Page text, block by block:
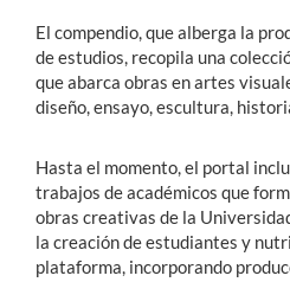
El compendio, que alberga la
de estudios, recopila una
que abarca obras en artes
diseño, ensayo, escultura,
Hasta el momento, el portal
trabajos de académicos que
obras creativas de la
la creación de estudiantes y
plataforma, incorporando